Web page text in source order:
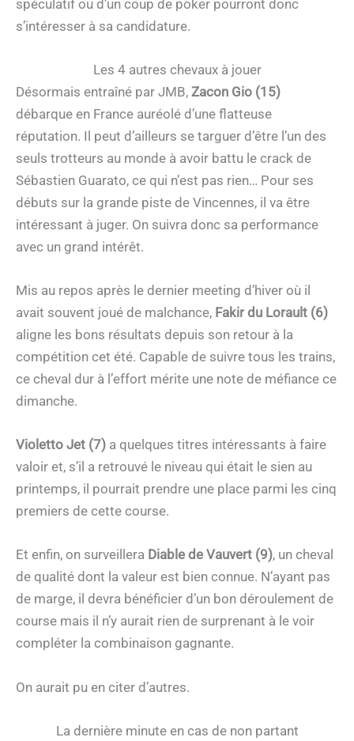
spéculatif ou d’un coup de poker pourront donc
s’intéresser à sa candidature.
Les 4 autres chevaux à jouer
Désormais entraîné par JMB, Zacon Gio (15)
débarque en France auréolé d’une flatteuse
réputation. Il peut d’ailleurs se targuer d’être l’un des
seuls trotteurs au monde à avoir battu le crack de
Sébastien Guarato, ce qui n’est pas rien… Pour ses
débuts sur la grande piste de Vincennes, il va être
intéressant à juger. On suivra donc sa performance
avec un grand intérêt.
Mis au repos après le dernier meeting d’hiver où il
avait souvent joué de malchance, Fakir du Lorault (6)
aligne les bons résultats depuis son retour à la
compétition cet été. Capable de suivre tous les trains,
ce cheval dur à l’effort mérite une note de méfiance ce
dimanche.
Violetto Jet (7) a quelques titres intéressants à faire
valoir et, s’il a retrouvé le niveau qui était le sien au
printemps, il pourrait prendre une place parmi les cinq
premiers de cette course.
Et enfin, on surveillera Diable de Vauvert (9), un cheval
de qualité dont la valeur est bien connue. N’ayant pas
de marge, il devra bénéficier d’un bon déroulement de
course mais il n’y aurait rien de surprenant à le voir
compléter la combinaison gagnante.
On aurait pu en citer d’autres.
La dernière minute en cas de non partant